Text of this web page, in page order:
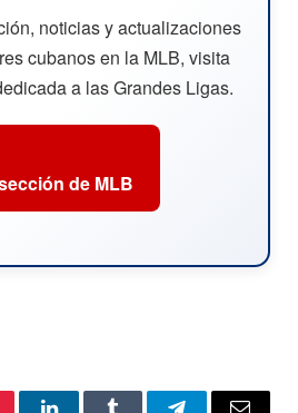
noticias y actualizaciones
cubanos en la MLB, visita
a las Grandes Ligas.
de MLB